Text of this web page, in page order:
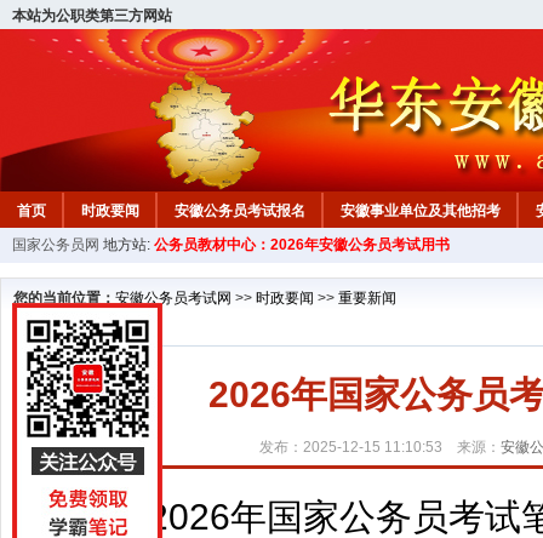
本站为公职类第三方网站
首页 时政要闻 安徽公务员考试报名 安徽事业单位及其他招考
安徽公务员行测试题 在线咨询 教材中心
国家公务员网 地方站: 公务员教材中心：2026年安徽公务员考试用书
您的当前位置： 安徽公务员考试网 >> 时政要闻 >> 重要新闻
2026年国家公务员
发布：2025-12-15 11:10:53 来源： 安徽
2026年国家公务员考试笔